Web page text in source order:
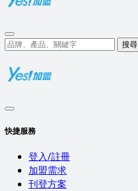
搜尋
快捷服務
登入/註冊
加盟需求
刊登方案